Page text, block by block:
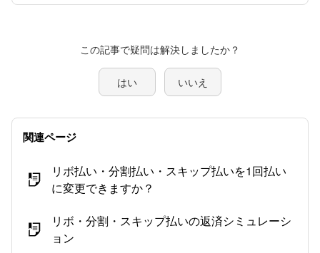
この記事で疑問は解決しましたか？
はい いいえ
関連ページ
リボ払い・分割払い・スキップ払いを1回払い
に変更できますか？
リボ・分割・スキップ払いの返済シミュレーシ
ョン